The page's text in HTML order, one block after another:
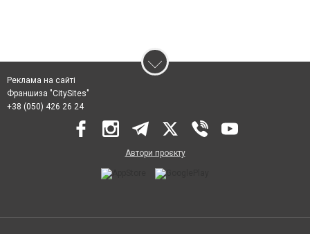
Реклама на сайті
Франшиза "CitySites"
+38 (050) 426 26 24
Автори проєкту